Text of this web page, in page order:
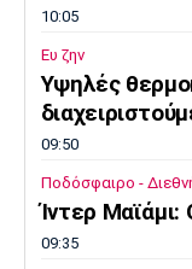
10:05
Ευ ζην
Υψηλές
09:50
Ποδόσφαιρο -
Ίντερ
09:35